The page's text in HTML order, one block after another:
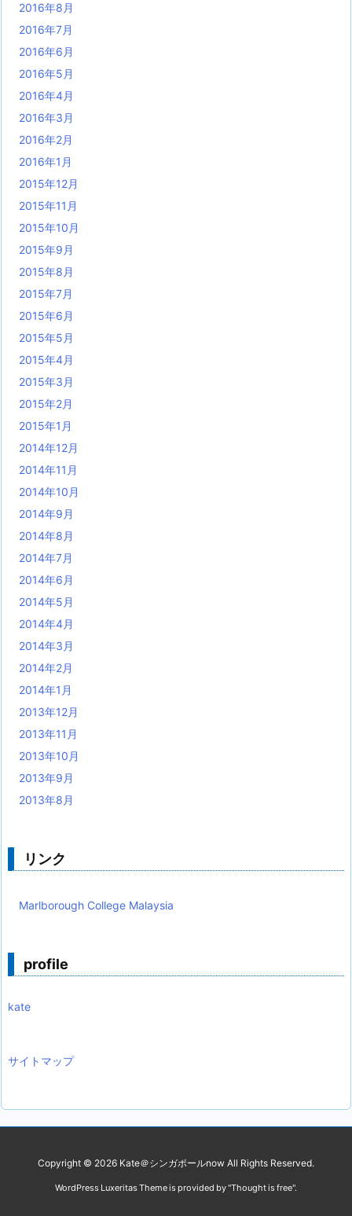
2016年8月
2016年7月
2016年6月
2016年5月
2016年4月
2016年3月
2016年2月
2016年1月
2015年12月
2015年11月
2015年10月
2015年9月
2015年8月
2015年7月
2015年6月
2015年5月
2015年4月
2015年3月
2015年2月
2015年1月
2014年12月
2014年11月
2014年10月
2014年9月
2014年8月
2014年7月
2014年6月
2014年5月
2014年4月
2014年3月
2014年2月
2014年1月
2013年12月
2013年11月
2013年10月
2013年9月
2013年8月
リンク
Marlborough College Malaysia
profile
kate
サイトマップ
Copyright © 2026 Kate＠シンガポールnow All Rights Reserved.
WordPress Luxeritas Theme is provided by "Thought is free".